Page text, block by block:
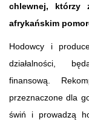
chlewnej, którzy
afrykańskim
Hodowcy i
działalności,
finansową.
przeznaczone dla
świń i prowadzą